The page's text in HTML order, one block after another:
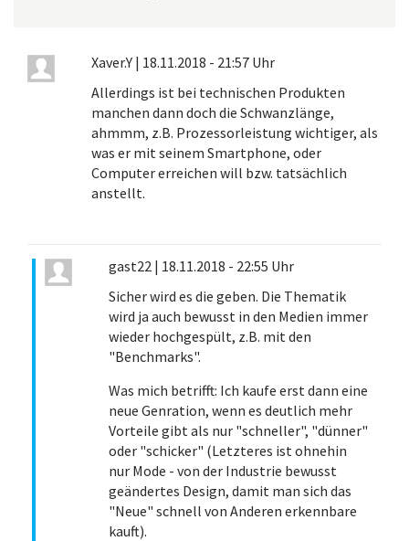
Xaver.Y | 18.11.2018 - 21:57 Uhr
Allerdings ist bei technischen Produkten
manchen dann doch die Schwanzlänge,
ahmmm, z.B. Prozessorleistung wichtiger, als
was er mit seinem Smartphone, oder
Computer erreichen will bzw. tatsächlich
anstellt.
gast22 | 18.11.2018 - 22:55 Uhr
Sicher wird es die geben. Die Thematik
wird ja auch bewusst in den Medien immer
wieder hochgespült, z.B. mit den
"Benchmarks".
Was mich betrifft: Ich kaufe erst dann eine
neue Genration, wenn es deutlich mehr
Vorteile gibt als nur "schneller", "dünner"
oder "schicker" (Letzteres ist ohnehin
nur Mode - von der Industrie bewusst
geändertes Design, damit man sich das
"Neue" schnell von Anderen erkennbare
kauft).